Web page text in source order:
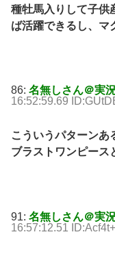
種牡馬入りして子供
ば活躍できるし、マ
86: 名無しさん＠実
16:52:59.69
こういうパターンあ
ブラストワンピース
91: 名無しさん＠実
16:57:12.51